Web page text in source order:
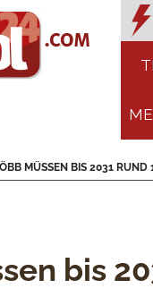
ÖBB MÜSSEN BIS 2031 RUND
bis